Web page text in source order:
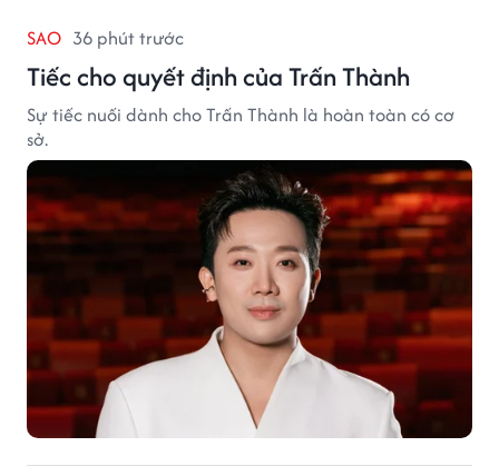
SAO 36 phút trước
Tiếc cho quyết định của Trấn Thành
Sự tiếc nuối dành cho Trấn Thành là hoàn toàn có cơ
sở.